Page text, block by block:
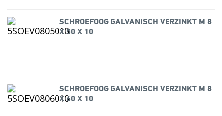
SCHROEFOOG GALVANISCH VERZINKT M 8
X 50 X 10
SCHROEFOOG GALVANISCH VERZINKT M 8
X 60 X 10